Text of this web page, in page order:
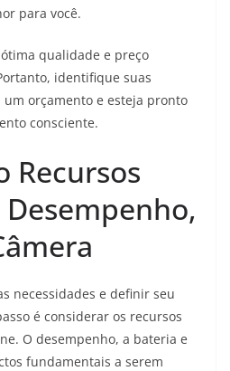
para você.
qualidade e preço
identifique suas
orçamento e esteja pronto
consciente.
Recursos
necessidades e definir seu
é considerar os recursos
O desempenho, a bateria e
fundamentais a serem